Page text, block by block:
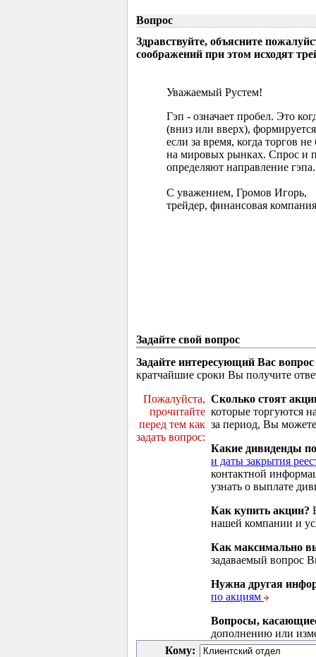
Вопрос
Здравствуйте, объясните
соображений при этом исходят
Уважаемый Рустем!
Гэп - означает пробел. Это
(вниз или вверх),
если за время, когда торгов
на мировых рынках. Спрос и
определяют направление гэпа.
С уважением, Громов Игорь,
трейдер, финансовая
Задайте свой вопрос
Задайте интересующий Вас вопрос
кратчайшие сроки Вы получите
Пожалуйста,
прочитайте
перед тем как
задать вопрос:
Сколько стоят
которые торгуются
за период, Вы
Какие дивиденды
и даты закрытия
контактной
узнать о выплате
Как купить акции?
нашей компании и
Как максимально
задаваемый вопрос
Нужна другая
по акциям
Вопросы,
дополнению или
Кому: